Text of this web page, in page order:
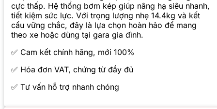
cực thấp. Hệ thống bơm kép giúp nâng hạ siêu nhanh,
tiết kiệm sức lực. Với trọng lượng nhẹ 14.4kg và kết
cấu vững chắc, đây là lựa chọn hoàn hảo để mang
theo xe hoặc dùng tại gara gia đình.
✅ Cam kết chính hãng, mới 100%
✅ Hóa đơn VAT, chứng từ đầy đủ
✅ Tư vấn hỗ trợ nhanh chóng